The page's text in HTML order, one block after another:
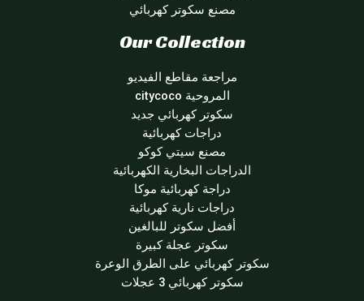
مصنع سكوتر كهربائي
Our Collection
مراجعة مقاطع الفيديو
المروحية citycoco
سكوتر كهربائي جديد
دراجات كهربائية
مصنع سيتي كوكو
الدراجات البخارية الكهربائية
دراجة كهربائية موكا
دراجات نارية كهربائية
أفضل سكوتر للبالغين
سكوتر عجلة كبيرة
سكوتر كهربائي على الطرق الوعرة
سكوتر كهربائي 3 عجلات